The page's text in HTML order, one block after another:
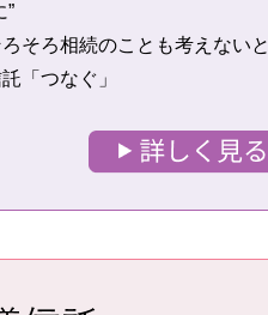
”
そろ相続のことも考えないと
「つなぐ」